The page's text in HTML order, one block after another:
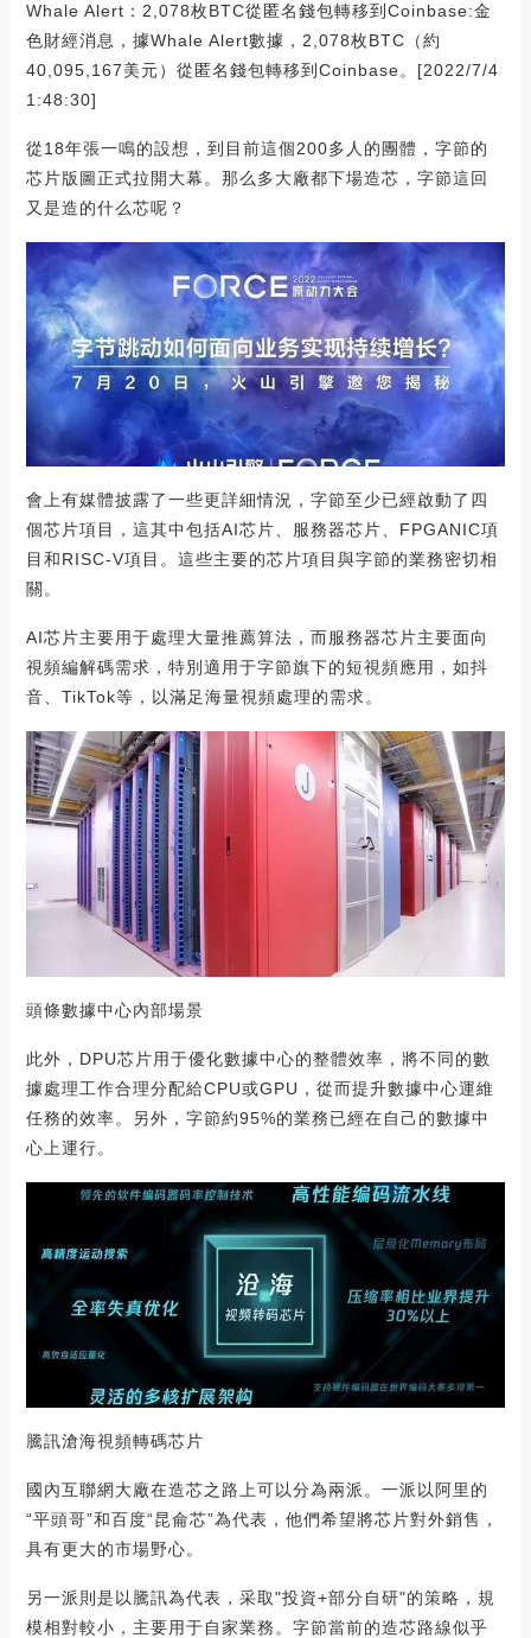
Whale Alert：2,078枚BTC從匿名錢包轉移到Coinbase:金
色財經消息，據Whale Alert數據，2,078枚BTC（約
40,095,167美元）從匿名錢包轉移到Coinbase。[2022/7/4
1:48:30]
從18年張一鳴的設想，到目前這個200多人的團體，字節的
芯片版圖正式拉開大幕。那么多大廠都下場造芯，字節這回
又是造的什么芯呢？
會上有媒體披露了一些更詳細情況，字節至少已經啟動了四
個芯片項目，這其中包括AI芯片、服務器芯片、FPGANIC項
目和RISC-V項目。這些主要的芯片項目與字節的業務密切相
關。
AI芯片主要用于處理大量推薦算法，而服務器芯片主要面向
視頻編解碼需求，特別適用于字節旗下的短視頻應用，如抖
音、TikTok等，以滿足海量視頻處理的需求。
頭條數據中心內部場景
此外，DPU芯片用于優化數據中心的整體效率，將不同的數
據處理工作合理分配給CPU或GPU，從而提升數據中心運維
任務的效率。另外，字節約95%的業務已經在自己的數據中
心上運行。
騰訊滄海視頻轉碼芯片
國內互聯網大廠在造芯之路上可以分為兩派。一派以阿里的
“平頭哥”和百度“昆侖芯”為代表，他們希望將芯片對外銷售，
具有更大的市場野心。
另一派則是以騰訊為代表，采取"投資+部分自研"的策略，規
模相對較小，主要用于自家業務。字節當前的造芯路線似乎